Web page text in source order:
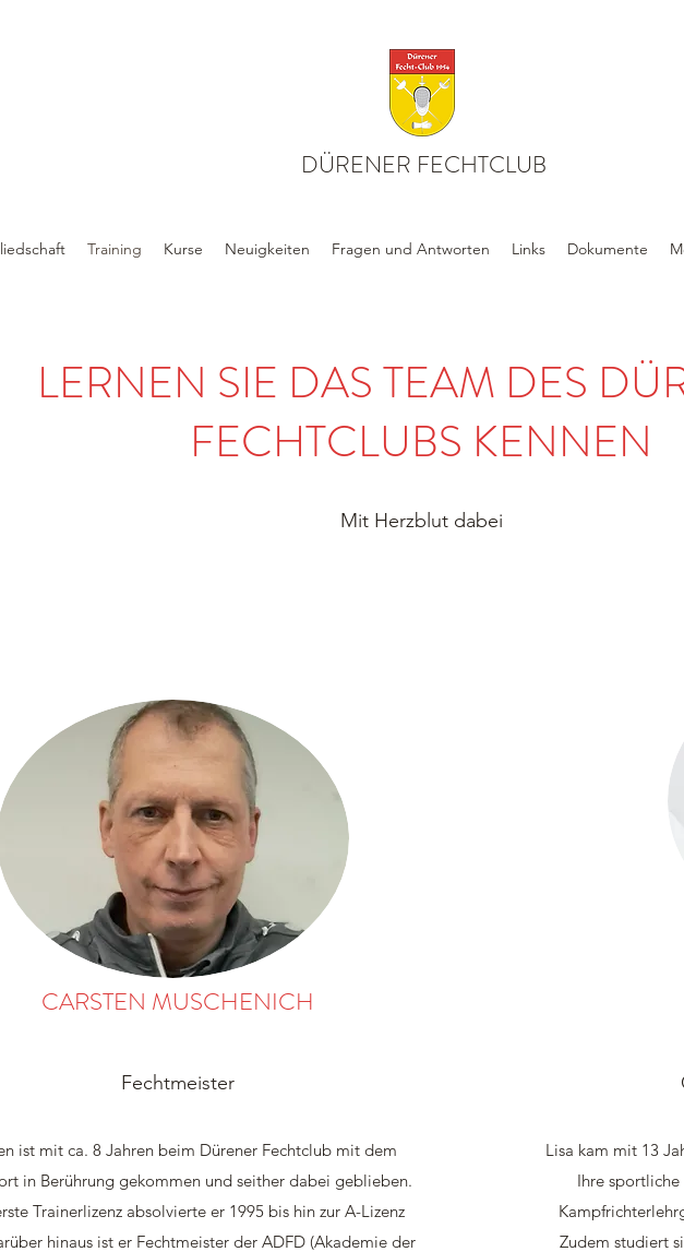
DÜRENER FECHTCLUB
Training Kurse Neuigkeiten Fragen und Antworten Links Dokumente
LERNEN SIE DAS TEAM DES
FECHTCLUBS KENNEN
Mit Herzblut dabei
CARSTEN MUSCHENICH
Fechtmeister
ist mit ca. 8 Jahren beim Dürener Fechtclub mit dem
in Berührung gekommen und seither dabei geblieben.
Trainerlizenz absolvierte er 1995 bis hin zur A-Lizenz
hinaus ist er Fechtmeister der ADFD (Akademie der
Lisa kam mit 13
Ihre
Zudem studiert